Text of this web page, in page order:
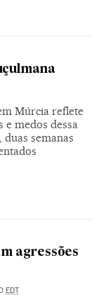
Múrcia reflete
e medos dessa
duas semanas
agressões
EDT